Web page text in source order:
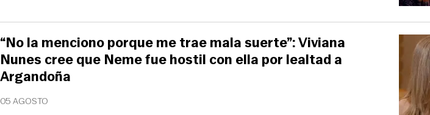
05 AGOSTO
“No la menciono porque me trae mala suerte”: Viviana
Nunes cree que Neme fue hostil con ella por lealtad a
Argandoña